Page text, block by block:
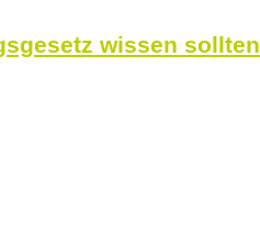
wissen sollten